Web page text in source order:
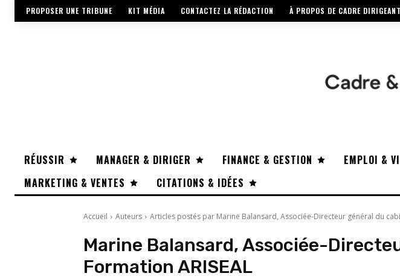
PROPOSER UNE TRIBUNE KIT MÉDIA CONTACTEZ LA RÉDACTION À PROPOS DE CADRE
RÉUSSIR MANAGER & DIRIGER FINANCE & GESTION EMPLOI &
MARKETING & VENTES
CITATIONS & IDÉES
Accueil Auteurs Articles postés par Marine Balansard, Associée-Directeur général du
Marine Balansard, Associée-
Formation ARISEAL